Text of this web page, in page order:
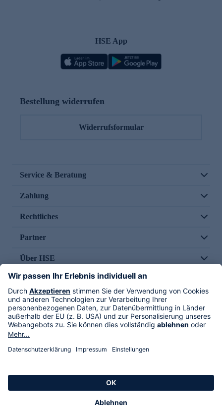
HSE App
Bestellung widerrufen
Widerrufsformular
Service & Beratung
Zahlung
Rechtliches
Partner
Über HSE
Im TV
HSE International